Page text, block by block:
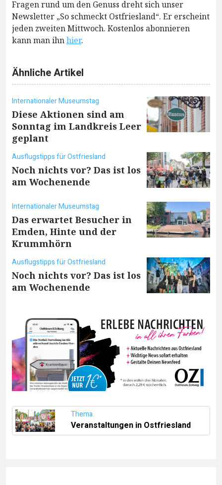
Fragen rund um den Genuss dreht sich unser
Newsletter „So schmeckt Ostfriesland“. Er erscheint
jeden zweiten Mittwoch. Kostenlos abonnieren
kann man ihnhier.
Ähnliche Artikel
Internationaler Museumstag
Diese Aktionen sind am
Sonntag im Landkreis Leer
geplant
Ausflugstipps für Ostfriesland
Noch nichts vor? Das ist los
am Wochenende
Internationaler Museumstag
Das erwartet Besucher in
Emden, Hinte und der
Krummhörn
Ausflugstipps für Ostfriesland
Noch nichts vor? Das ist los
am Wochenende
Thema
Veranstaltungen in Ostfriesland